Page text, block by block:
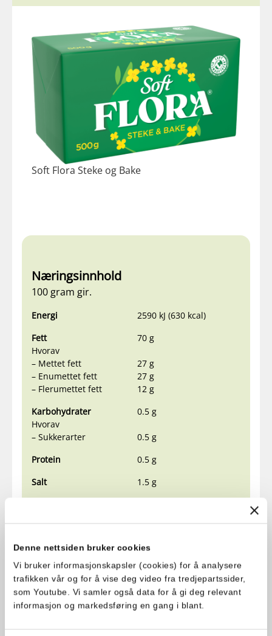
Denne nettsiden bruker cookies
Vi bruker informasjonskapsler (cookies) for å analysere
trafikken vår og for å vise deg video fra tredjepartssider,
som Youtube. Vi samler også data for å gi deg relevant
informasjon og markedsføring en gang i blant.
Soft Flora Steke og Bake
Næringsinnhold
100 gram gir.
Energi
2590 kJ (630 kcal)
Fett
70 g
Hvorav
– Mettet fett
27 g
– Enumettet fett
27 g
– Flerumettet fett
12 g
Karbohydrater
0.5 g
Hvorav
– Sukkerarter
0.5 g
Protein
0.5 g
Salt
1.5 g
Ingredienser
Rapsolje (43 %), fullherdet kokos- og rapsolje,
vann (24 %), kokosolje, skummetmelk(4 %), salt,